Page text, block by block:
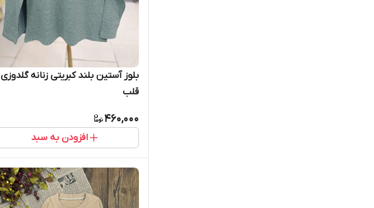
بلوز آستین بلند کبریتی زنانه گلدوزی
قلب
460,000
افزودن به سبد